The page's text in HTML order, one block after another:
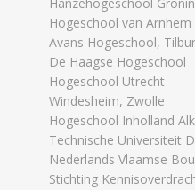
Hogeschool van
Avans Hogeschool,
De Haagse Hogeschool
Hogeschool Utrecht
Windesheim, Zwolle
Hogeschool Inholland
Technische Universiteit
Nederlands Vlaamse
Stichting